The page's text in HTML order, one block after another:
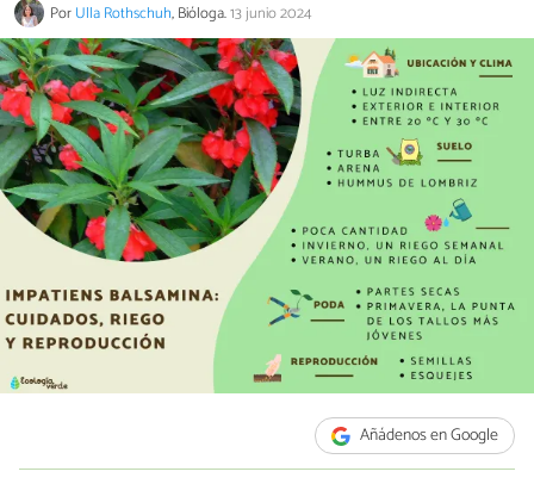
PorUlla Rothschuh, Bióloga.13 junio 2024
Añádenos en Google